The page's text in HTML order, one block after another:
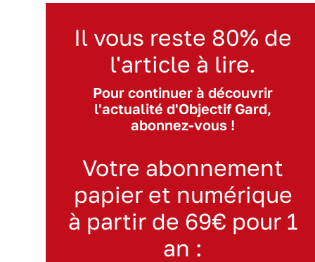
Il vous reste 80% de
l'article à lire.
Pour continuer à découvrir
l'actualité d'Objectif Gard,
abonnez-vous !
Votre abonnement
papier et numérique
à partir de 69€ pour 1
an :